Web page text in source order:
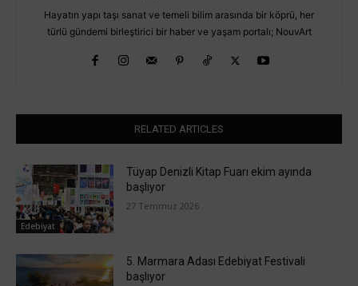
Hayatın yapı taşı sanat ve temeli bilim arasında bir köprü, her
türlü gündemi birleştirici bir haber ve yaşam portalı; NouvArt
RELATED ARTICLES
Edebiyat
Tüyap Denizli Kitap Fuarı ekim ayında
başlıyor
27 Temmuz 2026
5. Marmara Adası Edebiyat Festivali
başlıyor